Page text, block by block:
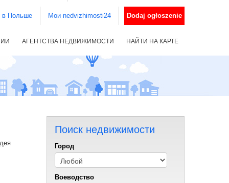
в Польше Мои nedvizhimosti24 Dodaj ogłoszenie
АГЕНТСТВА НЕДВИЖИМОСТИ НАЙТИ НА КАРТЕ
Поиск недвижимости
Город
Воеводствo